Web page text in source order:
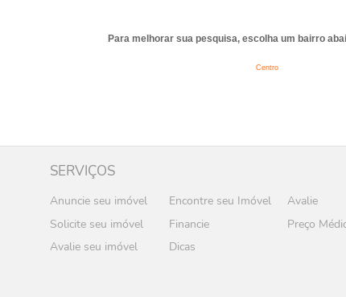
Para melhorar sua pesquisa, escolha um bairro
Centro
SERVIÇOS
Anuncie seu imóvel Encontre seu Imóvel
Avalie
Solicite seu imóvel
Financie
Preço
Avalie seu imóvel
Dicas